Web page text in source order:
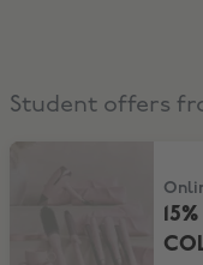
Student offers